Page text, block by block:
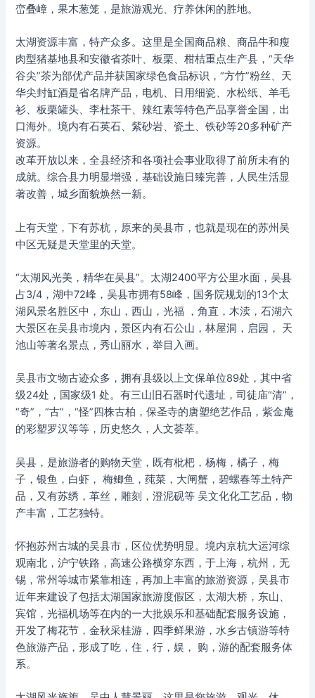
峦叠嶂，果木葱笼，是旅游观光、疗养休闲的胜地。
太湖资源丰富，特产众多。这里是全国商品粮、商品牛和瘦
肉型猪基地县和安徽省茶叶、板栗、柑桔重点生产县，“天华
谷尖”茶为部优产品并获国家绿色食品标识，“方竹”粉丝、天
华尖封缸酒是省名牌产品，电机、日用细瓷、水松纸、羊毛
衫、板栗罐头、李杜茶干、辣红素等特色产品享誉全国，出
口海外。境内有石英石、紫砂岩、瓷土、铁砂等20多种矿产
资源。
改革开放以来，全县经济和各项社会事业取得了前所未有的
成就。综合县力明显增强，基础设施日臻完善，人民生活显
著改善，城乡面貌焕然一新。
上有天堂，下有苏杭，原来的吴县市，也就是现在的苏州吴
中区无疑是天堂里的天堂。
“太湖风光美，精华在吴县”。太湖2400平方公里水面，吴县
占3/4，湖中72峰，吴县市拥有58峰，国务院规划的13个太
湖风景名胜区中，东山，西山，光福 ，角直，木渎，石湖六
大景区在吴县市境内，景区内有石公山，林屋洞，启园， 天
池山等著名景点，秀山丽水，举目入画。
吴县市文物古迹众多，拥有县级以上文保单位89处，其中省
级24处，国家级1 处。有三山旧石器时代遗址，司徒庙“清”，
“奇”，“古”，“怪”四株古柏，保圣寺的唐塑绝艺作品，紫金庵
的彩塑罗汉等等，历史悠久，人文荟萃。
吴县，是旅游者的购物天堂，既有枇杷，杨梅，橘子，梅
子，银鱼，白虾， 梅鲫鱼，莼菜，大闸蟹，碧螺春等土特产
品，又有苏绣，革丝，雕刻，澄泥砚等 吴文化化工艺品，物
产丰富，工艺独特。
怀抱苏州古城的吴县市，区位优势明显。境内京杭大运河综
观南北，沪宁铁路，高速公路横穿东西，于上海，杭州，无
锡，常州等城市紧靠相连，再加上丰富的旅游资源，吴县市
近年来建设了包括太湖国家旅游度假区，太湖大桥，东山、
宾馆，光福机场等在内的一大批娱乐和基础配套服务设施，
开发了梅花节，金秋采桂游，四季鲜果游，水乡古镇游等特
色旅游产品，形成了吃，住，行，娱， 购，游的配套服务体
系。